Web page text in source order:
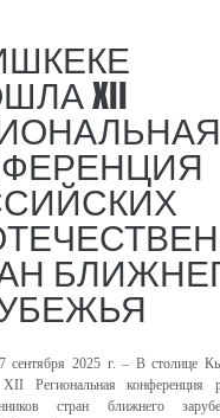
XII
сентября 2025 г. – В столице
XIIРегиональная конференция
стран ближнего